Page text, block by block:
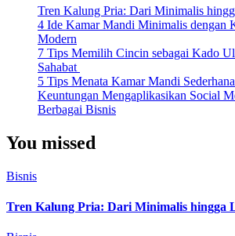
Tren Kalung Pria: Dari Minimalis
4 Ide Kamar Mandi Minimalis dengan
Modern
7 Tips Memilih Cincin sebagai Kado
Sahabat
5 Tips Menata Kamar Mandi
Keuntungan Mengaplikasikan Social
Berbagai Bisnis
You missed
Bisnis
Tren Kalung Pria: Dari Minimalis hingga